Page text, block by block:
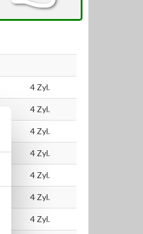
4 Zyl.
4 Zyl.
4 Zyl.
4 Zyl.
4 Zyl.
4 Zyl.
4 Zyl.